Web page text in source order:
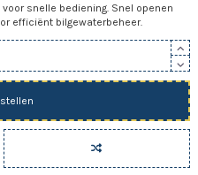
snelle bediening. Snel openen
efficiënt bilgewaterbeheer.